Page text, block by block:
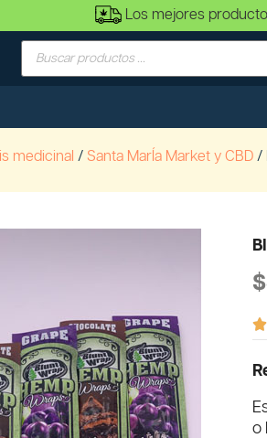
Los mejores
medicinal / Santa MarÍa Market y CBD /
$

o